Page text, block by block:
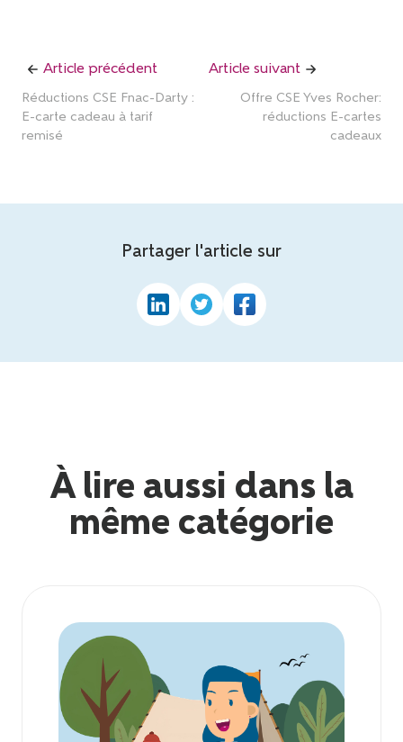
Article précédent
Réductions CSE Fnac-Darty :
E-carte cadeau à tarif
remisé
Article suivant
Offre CSE Yves Rocher:
réductions E-cartes
cadeaux
Partager l'article sur
À lire aussi dans la
même catégorie